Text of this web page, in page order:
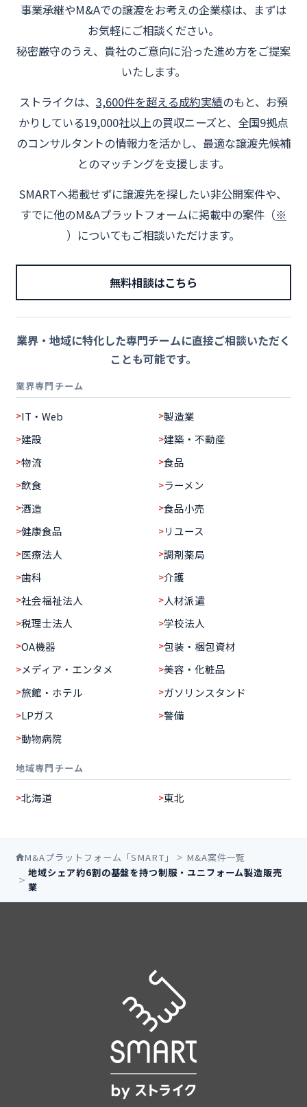
事業承継やM&Aでの譲渡をお考えの企業様は、まずは
お気軽にご相談ください。
秘密厳守のうえ、貴社のご意向に沿った進め方をご提案
いたします。
ストライクは、 3,600件を超える成約実績のもと、お預
かりしている19,000社以上の買収ニーズと、全国9拠点
のコンサルタントの情報力を活かし、最適な譲渡先候補
とのマッチングを支援します。
SMARTへ掲載せずに譲渡先を探したい非公開案件や、
すでに他のM&Aプラットフォームに掲載中の案件（※
）についてもご相談いただけます。
無料相談はこちら
業界・地域に特化した専門チームに直接ご相談いただく
ことも可能です。
業界専門チーム
IT・Web
製造業
建設
建築・不動産
物流
食品
飲食
ラーメン
酒造
食品小売
健康食品
リユース
医療法人
調剤薬局
歯科
介護
社会福祉法人
人材派遣
税理士法人
学校法人
OA機器
包装・梱包資材
メディア・エンタメ
美容・化粧品
旅館・ホテル
ガソリンスタンド
LPガス
警備
動物病院
地域専門チーム
北海道 東北
M&Aプラットフォーム「SMART」
M&A案件一覧
地域シェア約6割の基盤を持つ制服・ユニフォーム製造販売
業